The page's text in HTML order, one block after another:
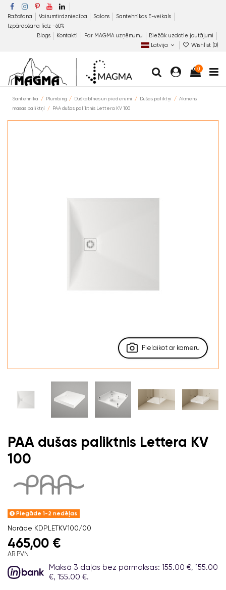
Ražošana Vairumtirdzniecība Salons
Santehnikas E-veikals
Izpārdošana līdz −60%
Blogs
Kontakti Par MAGMA uzņēmumu
Biežāk uzdotie jautājumi
Latvija
Wishlist (0)
0
Santehnika Plumbing Duškabīnes un piederumi Dušas paliktņi
Akmens
masas paliktņi
PAA dušas paliktnis Lettera KV 100
Pielaikot ar kameru
PAA dušas paliktnis Lettera KV
100
Piegāde 1-2 nedēļas
Norāde KDPLETKV100/00
465,00 €
AR PVN
Maksā 3 daļās bez pārmaksas: 155.00 €, 155.00
€, 155.00 €.